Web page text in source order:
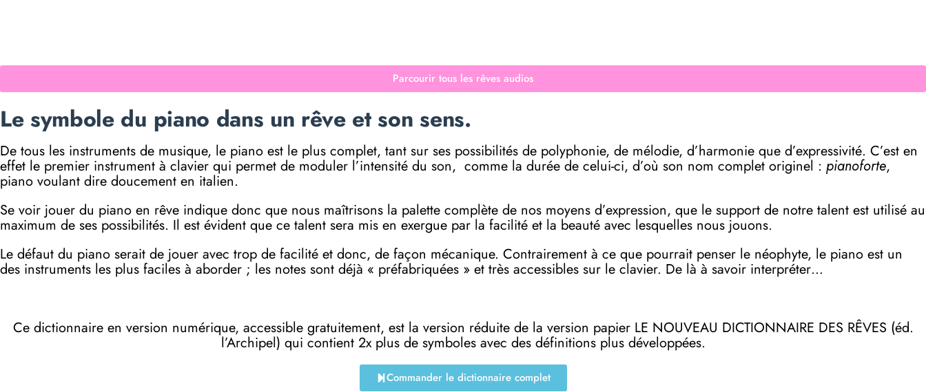
Parcourir tous les rêves audios
Le symbole du piano dans un rêve et son sens.
De tous les instruments de musique, le piano est le plus complet, tant sur ses possibilités de polyphonie, de mélodie, d’harmonie que d’expressivité. C’est en
effet le premier instrument à clavier qui permet de moduler l’intensité du son, comme la durée de celui-ci, d’où son nom complet originel : pianoforte,
piano voulant dire doucement en italien.
Se voir jouer du piano en rêve indique donc que nous maîtrisons la palette complète de nos moyens d’expression, que le support de notre talent est utilisé au
maximum de ses possibilités. Il est évident que ce talent sera mis en exergue par la facilité et la beauté avec lesquelles nous jouons.
Le défaut du piano serait de jouer avec trop de facilité et donc, de façon mécanique. Contrairement à ce que pourrait penser le néophyte, le piano est un
des instruments les plus faciles à aborder ; les notes sont déjà « préfabriquées » et très accessibles sur le clavier. De là à savoir interpréter…
Ce dictionnaire en version numérique, accessible gratuitement, est la version réduite de la version papier LE NOUVEAU DICTIONNAIRE DES RÊVES (éd.
l’Archipel) qui contient 2x plus de symboles avec des définitions plus développées.
Commander le dictionnaire complet